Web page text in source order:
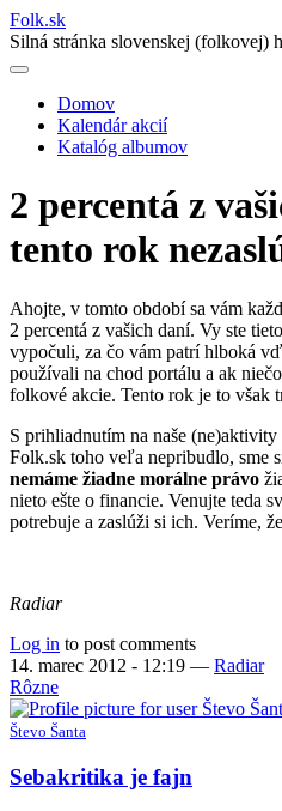
Folk.sk
Silná stránka slovenskej (folkovej)
Main
navigation
Domov
Kalendár akcií
Katalóg albumov
2 percentá z
tento rok
Ahojte, v tomto období sa vám
2 percentá z vašich daní. Vy ste
vypočuli, za čo vám patrí hlboká
používali na chod portálu a ak
folkové akcie. Tento rok je to však
S prihliadnutím na naše
Folk.sk toho veľa nepribudlo, sme
nemáme žiadne morálne právo
nieto ešte o financie. Venujte teda
potrebuje a zaslúži si ich. Veríme,
Radiar
Log in to post comments
14. marec 2012 - 12:19 — Radiar
Rôzne
Števo Šanta
Sebakritika je fajn